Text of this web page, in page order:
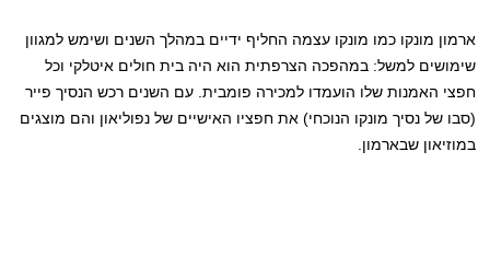
ארמון מונקו כמו מונקו עצמה החליף ידיים במהלך השנים ושימש למגוון
שימושים למשל: במהפכה הצרפתית הוא היה בית חולים איטלקי וכל
חפצי האמנות שלו הועמדו למכירה פומבית. עם השנים רכש הנסיך פייר
(סבו של נסיך מונקו הנוכחי) את חפציו האישיים של נפוליאון והם מוצגים
במוזיאון שבארמון.